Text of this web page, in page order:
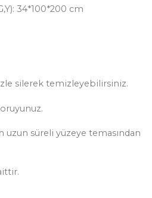
34*100*200 cm
silerek temizleyebilirsiniz.
uzun süreli yüzeye temasından